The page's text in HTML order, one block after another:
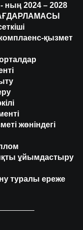
2024 – 2028
қызмет
жөніндегі
ұйымдастыру
туралы ереже